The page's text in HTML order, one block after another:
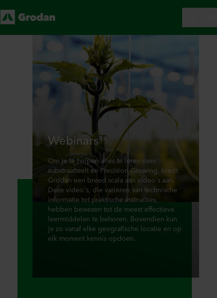
Webinars
Om je te helpen alles te leren over
substraatteelt en Precision Growing, biedt
Grodan een breed scala aan video's aan.
Deze video's, die variëren van technische
informatie tot praktische instructies,
hebben bewezen tot de meest effectieve
leermiddelen te behoren. Bovendien kun
je zo vanaf elke geografische locatie en op
elk moment kennis opdoen.